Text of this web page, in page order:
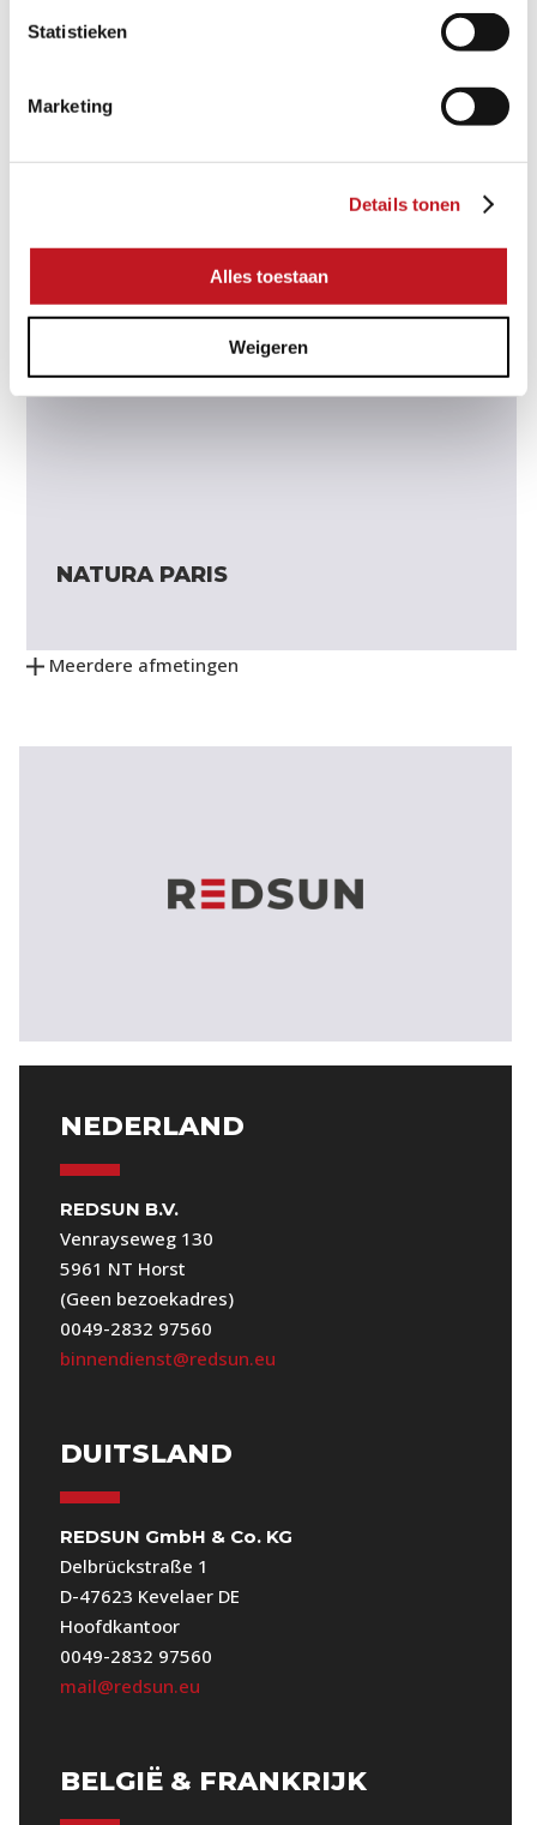
Statistieken
Marketing
Details tonen
Alles toestaan
Weigeren
Meerdere afmetingen
NATURA PARIS
Meerdere afmetingen
NEDERLAND
REDSUN B.V.
Venrayseweg 130
5961 NT Horst
(Geen bezoekadres)
0049-2832 97560
binnendienst@redsun.eu
DUITSLAND
REDSUN GmbH & Co. KG
Delbrückstraße 1
D-47623 Kevelaer DE
Hoofdkantoor
0049-2832 97560
mail@redsun.eu
BELGIË & FRANKRIJK